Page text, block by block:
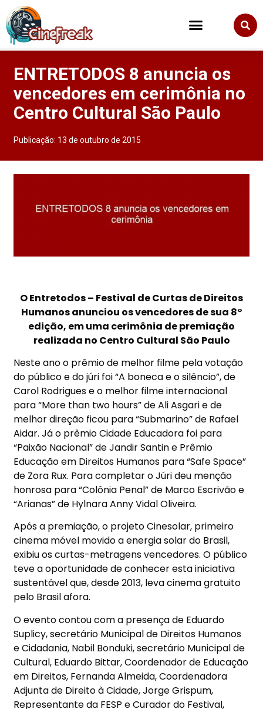
ENTRETODOS 8 anuncia os
vencedores em cerimônia no
Centro Cultural São Paulo
Publicação: 13 de outubro de 2015
O Entretodos – Festival de Curtas de Direitos
Humanos anunciou os vencedores de sua 8°
edição, em uma cerimônia de premiação
realizada no Centro Cultural São Paulo
Neste ano o prêmio de melhor filme pela votação
do público e do júri foi “A boneca e o silêncio”, de
Carol Rodrigues e o melhor filme internacional
para “More than two hours” de Ali Asgari e de
melhor direção ficou para “Submarino” de Rafael
Aidar. Já o prêmio Cidade Educadora foi para
“Paixão Nacional” de Jandir Santin e Prêmio
Educação em Direitos Humanos para “Safe Space”
de Zora Rux. Para completar o Júri deu menção
honrosa para “Colônia Penal” de Marco Escrivão e
“Arianas” de Hylnara Anny Vidal Oliveira.
Após a premiação, o projeto Cinesolar, primeiro
cinema móvel movido a energia solar do Brasil,
exibiu os curtas-metragens vencedores. O público
teve a oportunidade de conhecer esta iniciativa
sustentável que, desde 2013, leva cinema gratuito
pelo Brasil afora.
O evento contou com a presença de Eduardo
Suplicy, secretário Municipal de Direitos Humanos
e Cidadania, Nabil Bonduki, secretário Municipal de
Cultural, Eduardo Bittar, Coordenador de Educação
em Direitos, Fernanda Almeida, Coordenadora
Adjunta de Direito à Cidade, Jorge Grispum,
Representante da FESP e Curador do Festival,